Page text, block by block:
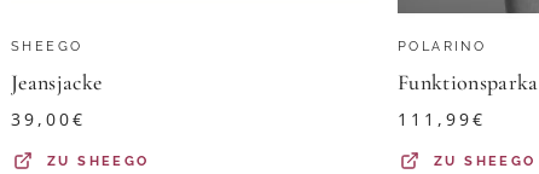
SHEEGO
Jeansjacke
39,00€
ZUSHEEGO
POLARINO
Funktionsparka
111,99€
ZUSHEEGO